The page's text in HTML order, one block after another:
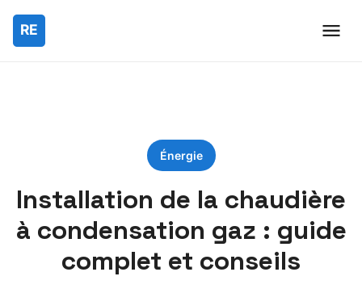
Énergie
Installation de la chaudière
à condensation gaz : guide
complet et conseils